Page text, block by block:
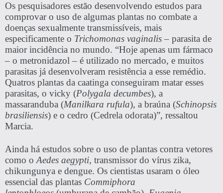
Os pesquisadores estão desenvolvendo estudos para
comprovar o uso de algumas plantas no combate a
doenças sexualmente transmissíveis, mais
especificamente o Trichomonas vaginalis – parasita de
maior incidência no mundo. “Hoje apenas um fármaco
– o metronidazol – é utilizado no mercado, e muitos
parasitas já desenvolveram resistência a esse remédio.
Quatros plantas da caatinga conseguiram matar esses
parasitas, o vicky (Polygala decumbes), a
massaranduba (Manilkara rufula), a braúna (Schinopsis
brasiliensis) e o cedro (Cedrela odorata)”, ressaltou
Marcia.
Ainda há estudos sobre o uso de plantas contra vetores
como oAedes aegypti, transmissor do vírus zika,
chikungunya e dengue. Os cientistas usaram o óleo
essencial das plantas Commiphora